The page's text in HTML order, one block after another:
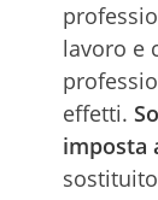
lavoro e
effetti.
imposta